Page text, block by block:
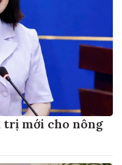
trị mới cho nông